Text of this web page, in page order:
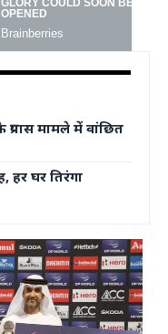
प्रयास मामले में वांछित
हर घर तिरंगा